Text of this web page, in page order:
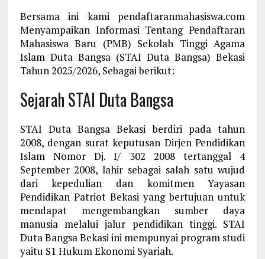
Bersama ini kami pendaftaranmahasiswa.com
Menyampaikan Informasi Tentang Pendaftaran
Mahasiswa Baru (PMB) Sekolah Tinggi Agama
Islam Duta Bangsa (STAI Duta Bangsa) Bekasi
Tahun 2025/2026, Sebagai berikut:
Sejarah STAI Duta Bangsa
STAI Duta Bangsa Bekasi berdiri pada tahun
2008, dengan surat keputusan Dirjen Pendidikan
Islam Nomor Dj. I/ 302 2008 tertanggal 4
September 2008, lahir sebagai salah satu wujud
dari kepedulian dan komitmen Yayasan
Pendidikan Patriot Bekasi yang bertujuan untuk
mendapat mengembangkan sumber daya
manusia melalui jalur pendidikan tinggi. STAI
Duta Bangsa Bekasi ini mempunyai program studi
yaitu S1 Hukum Ekonomi Syariah.